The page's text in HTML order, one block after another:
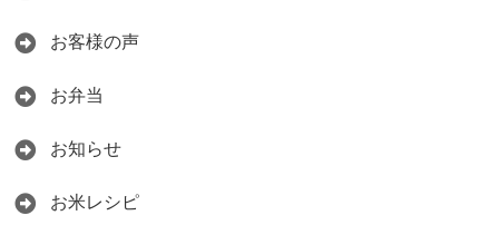
お客様の声
お弁当
お知らせ
お米レシピ